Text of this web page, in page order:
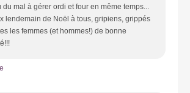
du mal à gérer ordi et four en même temps...
lendemain de Noël à tous, gripiens, grippés
les femmes (et hommes!) de bonne